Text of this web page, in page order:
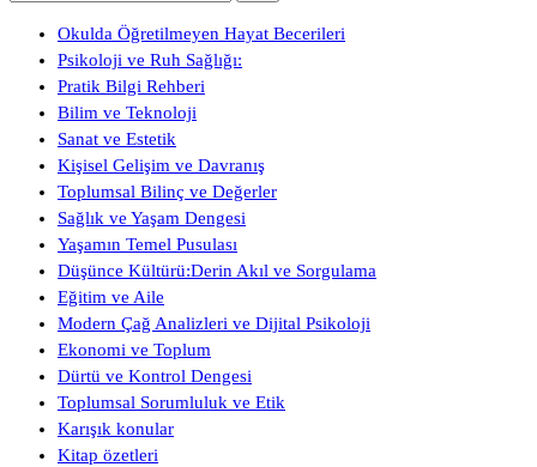
Okulda Öğretilmeyen Hayat Becerileri
Psikoloji ve Ruh Sağlığı:
Pratik Bilgi Rehberi
Bilim ve Teknoloji
Sanat ve Estetik
Kişisel Gelişim ve Davranış
Toplumsal Bilinç ve Değerler
Sağlık ve Yaşam Dengesi
Yaşamın Temel Pusulası
Düşünce Kültürü:Derin Akıl ve Sorgulama
Eğitim ve Aile
Modern Çağ Analizleri ve Dijital Psikoloji
Ekonomi ve Toplum
Dürtü ve Kontrol Dengesi
Toplumsal Sorumluluk ve Etik
Karışık konular
Kitap özetleri